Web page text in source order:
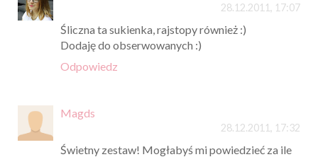
28.12.2011, 17:07
Śliczna ta sukienka, rajstopy również :)
Dodaję do obserwowanych :)
Odpowiedz
Magds
28.12.2011, 17:32
Świetny zestaw! Mogłabyś mi powiedzieć za ile